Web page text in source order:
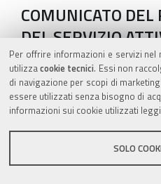
Per offrire informazioni e servizi
utilizzacookie tecnici. Essi non
di navigazione per scopi di
essere utilizzati senza bisogno di
informazioni sui cookie utilizzati
SOLO
COMUNICATO
DEL SERVIZIO
VENATORIE E
Istanza di
demaniale marittima
COMUNICATO DEL
DEL SERVIZIO